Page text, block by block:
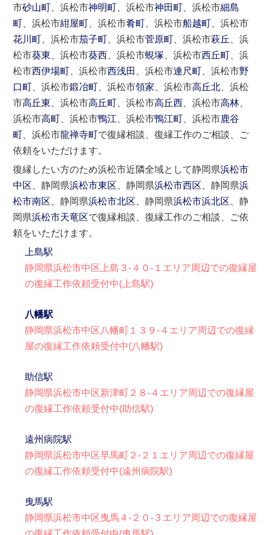
市砂山町 、浜松市神明町 、浜松市神田町 、浜松市細島
町 、浜松市紺屋町 、浜松市肴町 、浜松市船越町 、浜松市
花川町 、浜松市茄子町 、浜松市菅原町 、浜松市萩丘
、浜
松市葵東 、浜松市葵西 、浜松市蜆塚 、浜松市西丘町 、浜
松市西伊場町 、浜松市西浅田 、浜松市連尺町 、浜松市野
口町 、浜松市鍛冶町 、浜松市領家 、浜松市高丘北 、浜松
市高丘東 、浜松市高丘町 、浜松市高丘西 、浜松市高林
浜松市高町 、浜松市鴨江 、浜松市鴨江町 、浜松市鹿谷
町 、浜松市龍禅寺町で復縁相談、復縁工作のご相談、ご
依頼をいただけます。
復縁したい方のため浜松市近隣全域として静岡県浜松市
中区 、静岡県浜松市東区 、静岡県浜松市西区 、静岡県浜
松市南区 、静岡県浜松市北区 、静岡県浜松市浜北区 、静
岡県浜松市天竜区で復縁相談、復縁工作のご相談、ご依
頼をいただけます。
上島駅
静岡県浜松市中区上島３-４０-１エリア周辺での復縁屋
の復縁工作依頼受付中(上島駅)
八幡駅
静岡県浜松市中区八幡町１３９-４エリア周辺での復縁
屋の復縁工作依頼受付中(八幡駅)
助信駅
静岡県浜松市中区新津町２８-４エリア周辺での復縁屋
の復縁工作依頼受付中(助信駅)
遠州病院駅
静岡県浜松市中区早馬町２-２１エリア周辺での復縁屋
の復縁工作依頼受付中(遠州病院駅)
曳馬駅
静岡県浜松市中区曳馬４-２０-３エリア周辺での復縁屋